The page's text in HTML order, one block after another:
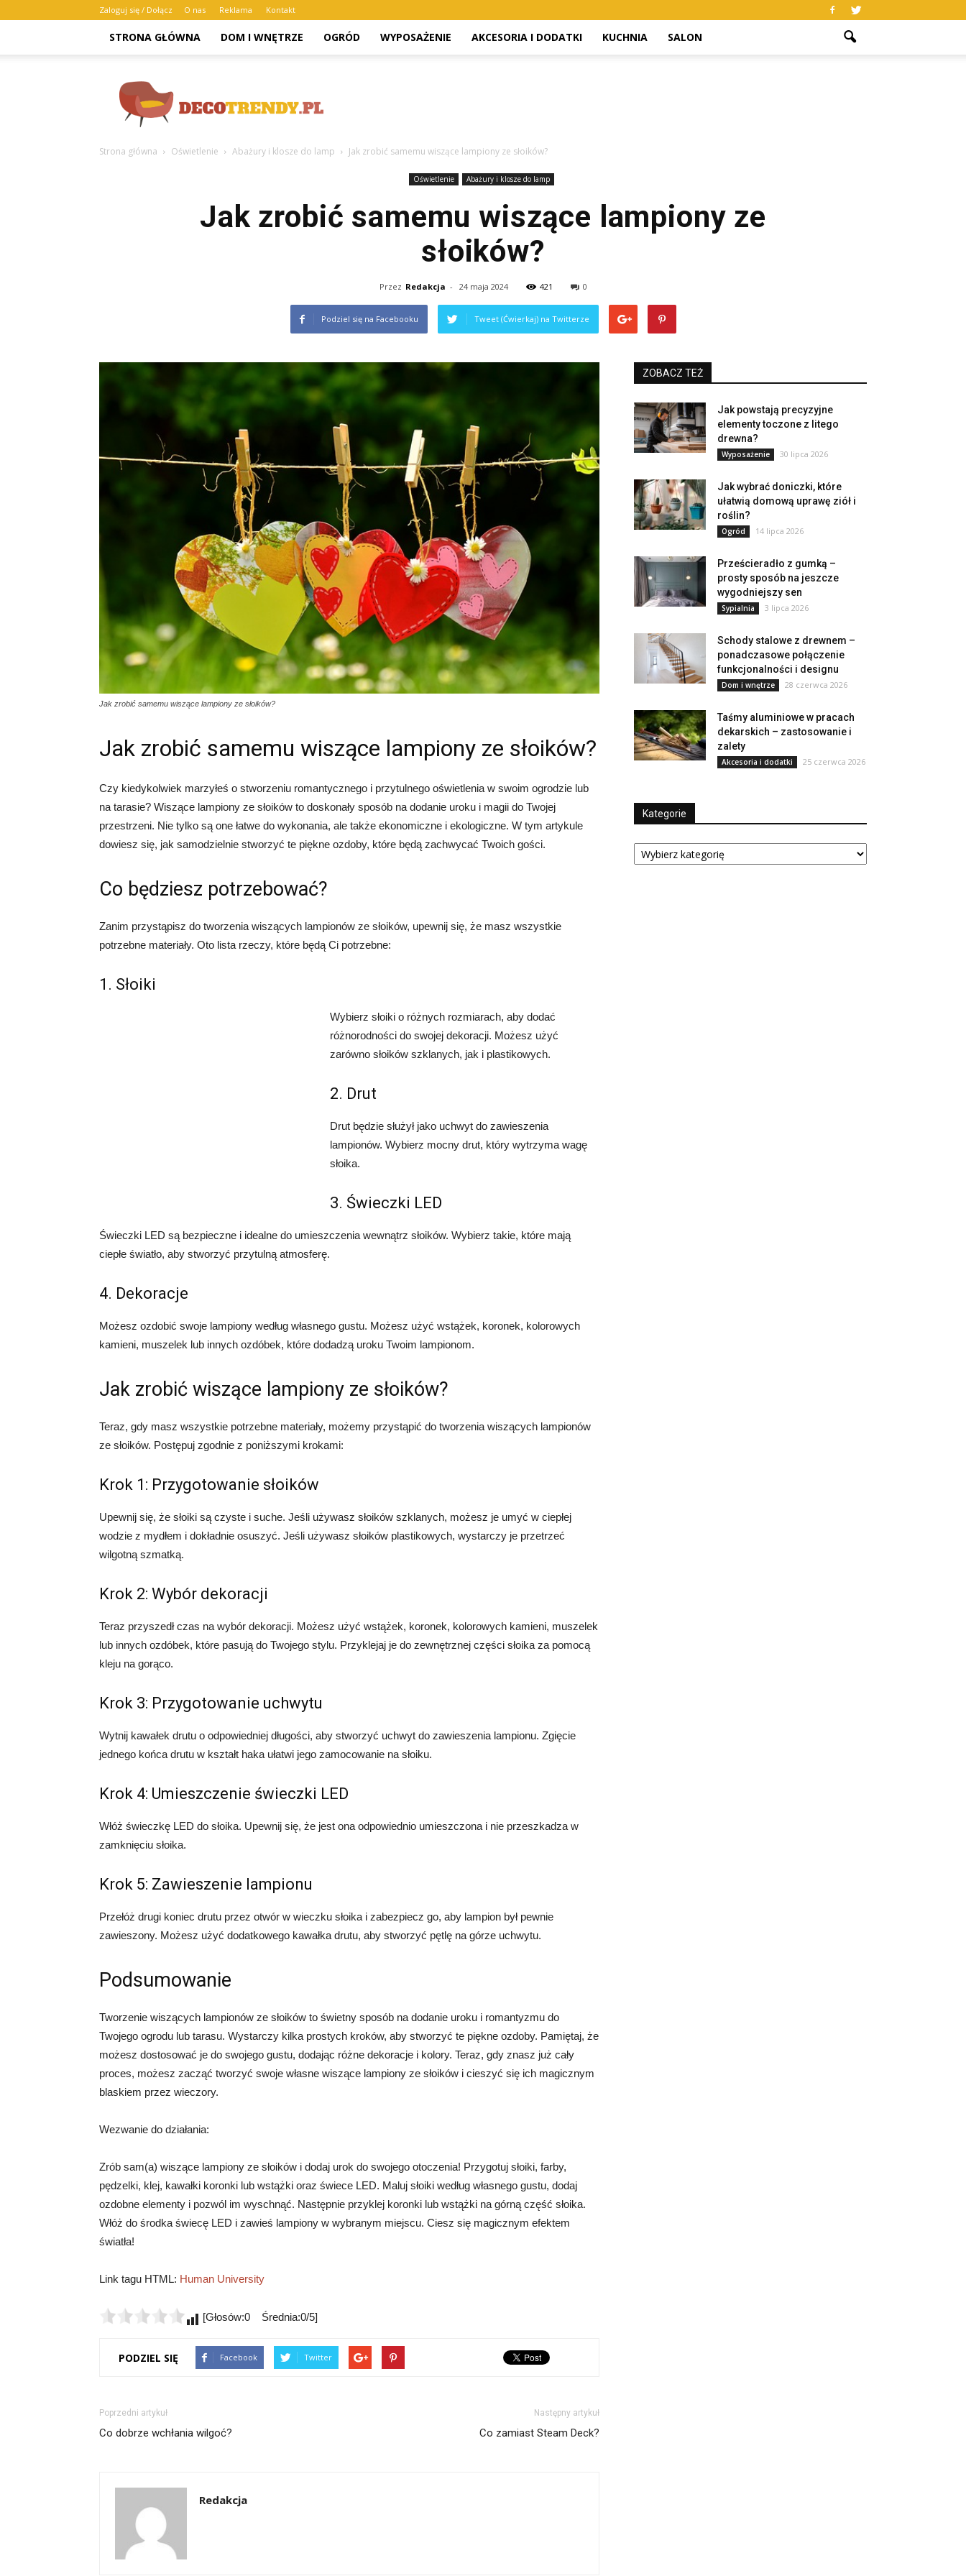
Zaloguj się / Dołącz O nas Reklama Kontakt
STRONA GŁÓWNA DOM I WNĘTRZE OGRÓD WYPOSAŻENIE AKCESORIA I DODATKI KUCHNIA SALON
Decotrendy.pl
Strona główna Oświetlenie Abażury i klosze do lamp Jak zrobić samemu wiszące lampiony ze słoików?
Oświetlenie Abażury i klosze do lamp
Jak zrobić samemu wiszące lampiony ze
słoików?
Przez Redakcja - 24 maja 2024 421 0
Podziel się na Facebooku Tweet (Ćwierkaj) na Twitterze
Jak zrobić samemu wiszące lampiony ze słoików?
Jak zrobić samemu wiszące lampiony ze słoików?
Czy kiedykolwiek marzyłeś o stworzeniu romantycznego i przytulnego oświetlenia w swoim ogrodzie lub
na tarasie? Wiszące lampiony ze słoików to doskonały sposób na dodanie uroku i magii do Twojej
przestrzeni. Nie tylko są one łatwe do wykonania, ale także ekonomiczne i ekologiczne. W tym artykule
dowiesz się, jak samodzielnie stworzyć te piękne ozdoby, które będą zachwycać Twoich gości.
Co będziesz potrzebować?
Zanim przystąpisz do tworzenia wiszących lampionów ze słoików, upewnij się, że masz wszystkie
potrzebne materiały. Oto lista rzeczy, które będą Ci potrzebne:
1. Słoiki
Wybierz słoiki o różnych rozmiarach, aby dodać
różnorodności do swojej dekoracji. Możesz użyć
zarówno słoików szklanych, jak i plastikowych.
2. Drut
Drut będzie służył jako uchwyt do zawieszenia
lampionów. Wybierz mocny drut, który wytrzyma wagę
słoika.
3. Świeczki LED
Świeczki LED są bezpieczne i idealne do umieszczenia wewnątrz słoików. Wybierz takie, które mają
ciepłe światło, aby stworzyć przytulną atmosferę.
4. Dekoracje
Możesz ozdobić swoje lampiony według własnego gustu. Możesz użyć wstążek, koronek, kolorowych
kamieni, muszelek lub innych ozdóbek, które dodadzą uroku Twoim lampionom.
Jak zrobić wiszące lampiony ze słoików?
Teraz, gdy masz wszystkie potrzebne materiały, możemy przystąpić do tworzenia wiszących lampionów
ze słoików. Postępuj zgodnie z poniższymi krokami:
Krok 1: Przygotowanie słoików
Upewnij się, że słoiki są czyste i suche. Jeśli używasz słoików szklanych, możesz je umyć w ciepłej
wodzie z mydłem i dokładnie osuszyć. Jeśli używasz słoików plastikowych, wystarczy je przetrzeć
wilgotną szmatką.
Krok 2: Wybór dekoracji
Teraz przyszedł czas na wybór dekoracji. Możesz użyć wstążek, koronek, kolorowych kamieni, muszelek
lub innych ozdóbek, które pasują do Twojego stylu. Przyklejaj je do zewnętrznej części słoika za pomocą
kleju na gorąco.
Krok 3: Przygotowanie uchwytu
Wytnij kawałek drutu o odpowiedniej długości, aby stworzyć uchwyt do zawieszenia lampionu. Zgięcie
jednego końca drutu w kształt haka ułatwi jego zamocowanie na słoiku.
Krok 4: Umieszczenie świeczki LED
Włóż świeczkę LED do słoika. Upewnij się, że jest ona odpowiednio umieszczona i nie przeszkadza w
zamknięciu słoika.
Krok 5: Zawieszenie lampionu
Przełóż drugi koniec drutu przez otwór w wieczku słoika i zabezpiecz go, aby lampion był pewnie
zawieszony. Możesz użyć dodatkowego kawałka drutu, aby stworzyć pętlę na górze uchwytu.
Podsumowanie
Tworzenie wiszących lampionów ze słoików to świetny sposób na dodanie uroku i romantyzmu do
Twojego ogrodu lub tarasu. Wystarczy kilka prostych kroków, aby stworzyć te piękne ozdoby. Pamiętaj, że
możesz dostosować je do swojego gustu, dodając różne dekoracje i kolory. Teraz, gdy znasz już cały
proces, możesz zacząć tworzyć swoje własne wiszące lampiony ze słoików i cieszyć się ich magicznym
blaskiem przez wieczory.
Wezwanie do działania:
Zrób sam(a) wiszące lampiony ze słoików i dodaj urok do swojego otoczenia! Przygotuj słoiki, farby,
pędzelki, klej, kawałki koronki lub wstążki oraz świece LED. Maluj słoiki według własnego gustu, dodaj
ozdobne elementy i pozwól im wyschnąć. Następnie przyklej koronki lub wstążki na górną część słoika.
Włóż do środka świecę LED i zawieś lampiony w wybranym miejscu. Ciesz się magicznym efektem
światła!
Link tagu HTML: Human University
[Głosów:0 Średnia:0/5]
PODZIEL SIĘ Facebook Twitter
Poprzedni artykuł
Co dobrze wchłania wilgoć?
Następny artykuł
Co zamiast Steam Deck?
Redakcja
ZOBACZ TEŻ
Jak powstają precyzyjne
elementy toczone z litego
drewna?
Wyposażenie 30 lipca 2026
Jak wybrać doniczki, które
ułatwią domową uprawę ziół i
roślin?
Ogród 14 lipca 2026
Prześcieradło z gumką –
prosty sposób na jeszcze
wygodniejszy sen
Sypialnia 3 lipca 2026
Schody stalowe z drewnem –
ponadczasowe połączenie
funkcjonalności i designu
Dom i wnętrze 28 czerwca 2026
Taśmy aluminiowe w pracach
dekarskich – zastosowanie i
zalety
Akcesoria i dodatki 25 czerwca 2026
Kategorie
Kategorie